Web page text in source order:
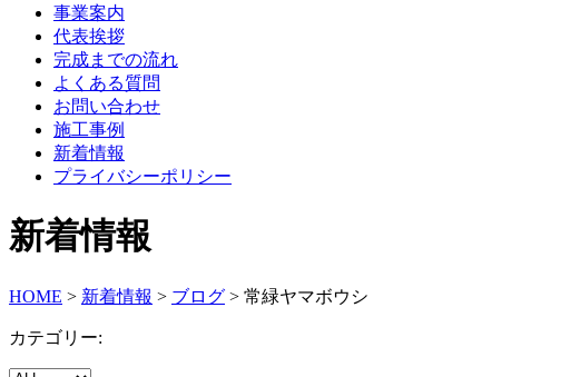
事業案内
代表挨拶
完成までの流れ
よくある質問
お問い合わせ
施工事例
新着情報
プライバシーポリシー
新着情報
HOME > 新着情報 > ブログ > 常緑ヤマボウシ
カテゴリー: